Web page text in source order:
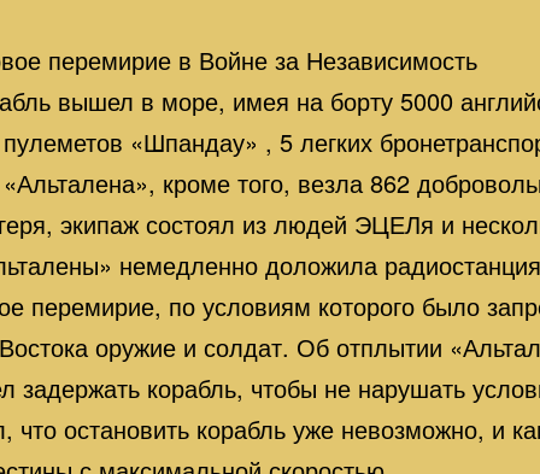
перемирие в Войне за Независимость
вышел в море, имея на борту 5000
«Шпандау» , 5 легких
кроме того, везла 862
экипаж состоял из людей ЭЦЕЛя и
немедленно доложила
перемирие, по условиям которого было
оружие и солдат. Об отплытии
задержать корабль, чтобы не нарушать
остановить корабль уже невозможно, и